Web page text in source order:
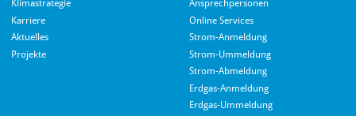
Klimastrategie
Karriere
Aktuelles
Projekte
Ansprechpersonen
Online Services
Strom-Anmeldung
Strom-Ummeldung
Strom-Abmeldung
Erdgas-Anmeldung
Erdgas-Ummeldung